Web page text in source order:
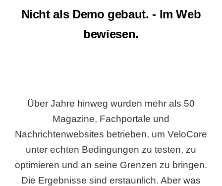
Nicht als Demo gebaut. - Im Web
bewiesen.
Über Jahre hinweg wurden mehr als 50
Magazine, Fachportale und
Nachrichtenwebsites betrieben, um VeloCore
unter echten Bedingungen zu testen, zu
optimieren und an seine Grenzen zu bringen.
Die Ergebnisse sind erstaunlich. Aber was